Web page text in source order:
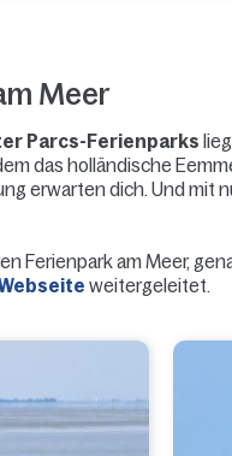
Meer
Parcs-Ferienparks
das holländische
erwarten dich. Und mit
Ferienpark am Meer,
weitergeleitet.